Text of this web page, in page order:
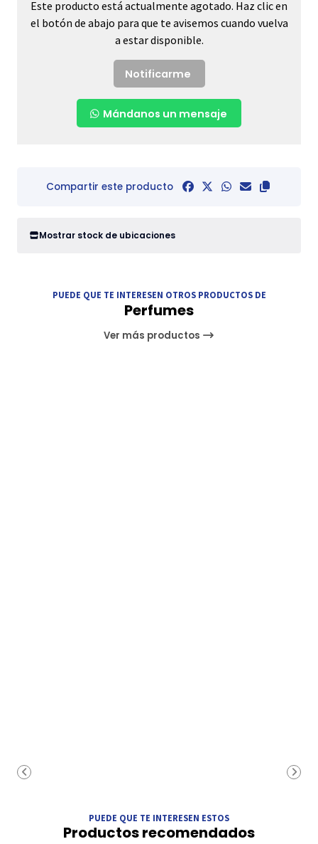
Este producto está actualmente agotado. Haz clic en
el botón de abajo para que te avisemos cuando vuelva
a estar disponible.
Notificarme
Mándanos un mensaje
Compartir este producto
Mostrar stock de ubicaciones
PUEDE QUE TE INTERESEN OTROS PRODUCTOS DE
Perfumes
Ver más productos
PUEDE QUE TE INTERESEN ESTOS
Productos recomendados